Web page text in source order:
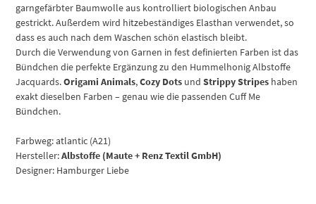
garngefärbter Baumwolle aus kontrolliert biologischen Anbau
gestrickt. Außerdem wird hitzebeständiges Elasthan verwendet, so
dass es auch nach dem Waschen schön elastisch bleibt.
Durch die Verwendung von Garnen in fest definierten Farben ist das
Bündchen die perfekte Ergänzung zu den Hummelhonig Albstoffe
Jacquards.Origami Animals,Cozy Dots undStrippy Stripes haben
exakt dieselben Farben – genau wie die passenden Cuff Me
Bündchen.
Farbweg: atlantic (A21)
Hersteller:Albstoffe (Maute + Renz Textil GmbH)
Designer: Hamburger Liebe